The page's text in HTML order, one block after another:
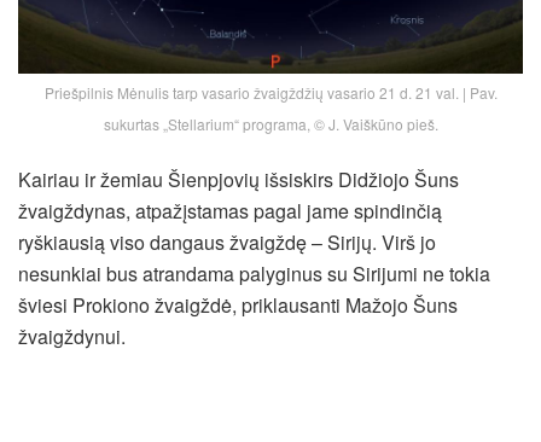
Priešpilnis Mėnulis tarp vasario žvaigždžių vasario 21 d. 21 val. | Pav.
sukurtas „Stellarium“ programa, © J. Vaiškūno pieš.
Kairiau ir žemiau Šienpjovių išsiskirs Didžiojo Šuns
žvaigždynas, atpažįstamas pagal jame spindinčią
ryškiausią viso dangaus žvaigždę – Sirijų. Virš jo
nesunkiai bus atrandama palyginus su Sirijumi ne tokia
šviesi Prokiono žvaigždė, priklausanti Mažojo Šuns
žvaigždynui.